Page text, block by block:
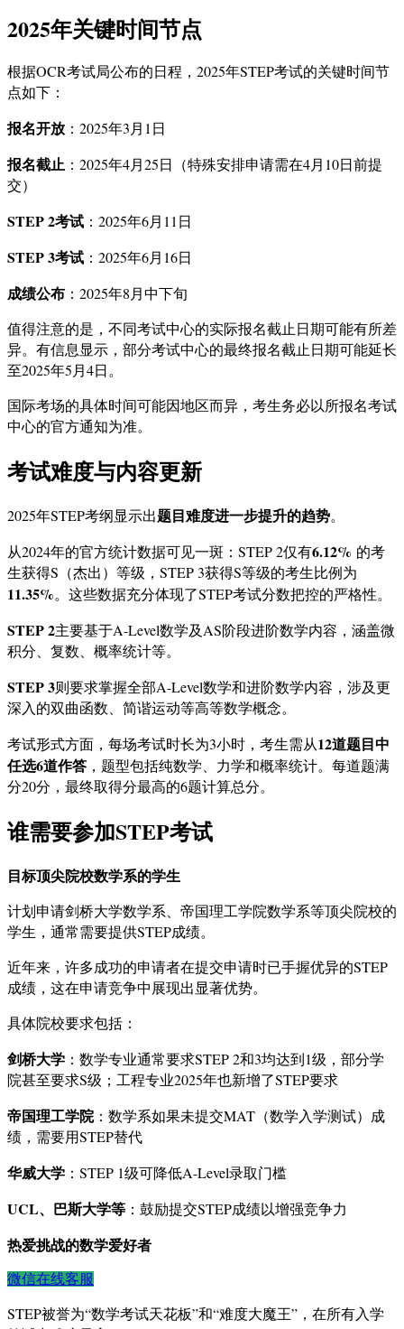
2025年关键时间节点
根据OCR考试局公布的日程，2025年STEP考试的关键时间节
点如下：
报名开放 ：2025年3月1日
报名截止 ：2025年4月25日（特殊安排申请需在4月10日前提
交）
STEP 2考试 ：2025年6月11日
STEP 3考试 ：2025年6月16日
成绩公布 ：2025年8月中下旬
值得注意的是，不同考试中心的实际报名截止日期可能有所差
异。有信息显示，部分考试中心的最终报名截止日期可能延长
至2025年5月4日。
国际考场的具体时间可能因地区而异，考生务必以所报名考试
中心的官方通知为准。
考试难度与内容更新
2025年STEP考纲显示出题目难度进一步提升的趋势。
从2024年的官方统计数据可见一斑：STEP 2仅有6.12% 的考
生获得S（杰出）等级，STEP 3获得S等级的考生比例为
11.35%。这些数据充分体现了STEP考试分数把控的严格性。
STEP 2主要基于A-Level数学及AS阶段进阶数学内容，涵盖微
积分、复数、概率统计等。
STEP 3则要求掌握全部A-Level数学和进阶数学内容，涉及更
深入的双曲函数、简谐运动等高等数学概念。
考试形式方面，每场考试时长为3小时，考生需从12道题目中
任选6道作答 ，题型包括纯数学、力学和概率统计。每道题满
分20分，最终取得分最高的6题计算总分。
谁需要参加STEP考试
目标顶尖院校数学系的学生
计划申请剑桥大学数学系、帝国理工学院数学系等顶尖院校的
学生，通常需要提供STEP成绩。
近年来，许多成功的申请者在提交申请时已手握优异的STEP
成绩，这在申请竞争中展现出显著优势。
具体院校要求包括：
剑桥大学 ：数学专业通常要求STEP 2和3均达到1级，部分学
院甚至要求S级；工程专业2025年也新增了STEP要求
帝国理工学院：数学系如果未提交MAT（数学入学测试）成
绩，需要用STEP替代
华威大学 ：STEP 1级可降低A-Level录取门槛
UCL、巴斯大学等 ：鼓励提交STEP成绩以增强竞争力
热爱挑战的数学爱好者
微信在线客服
STEP被誉为“数学考试天花板”和“难度大魔王”，在所有入学